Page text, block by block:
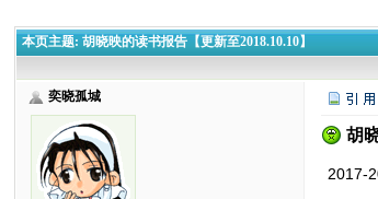
本页主题: 胡晓映的读书报告【更新至2018.10.10】
奕晓孤城
胡
2017-